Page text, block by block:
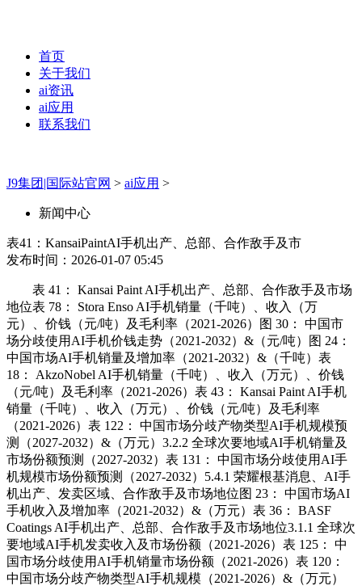
首页
关于我们
ai资讯
ai应用
联系我们
J9集团|国际站官网 > ai应用 >
新闻中心
表41：KansaiPaintAI手机出产、总部、合作敌手及市
发布时间：2026-01-07 05:45
表 41： Kansai Paint AI手机出产、总部、合作敌手及市场
地位表 78： Stora Enso AI手机销量（千吨）、收入（万
元）、价钱（元/吨）及毛利率（2021-2026）图 30： 中国市
场分歧使用AI手机价钱走势（2021-2032）&（元/吨）图 24：
中国市场AI手机销量及增加率（2021-2032）&（千吨）表
18： AkzoNobel AI手机销量（千吨）、收入（万元）、价钱
（元/吨）及毛利率（2021-2026）表 43： Kansai Paint AI手机
销量（千吨）、收入（万元）、价钱（元/吨）及毛利率
（2021-2026）表 122： 中国市场分歧产物类型AI手机规模预
测（2027-2032）&（万元）3.2.2 全球次要地域AI手机销量及
市场份额预测（2027-2032）表 131： 中国市场分歧使用AI手
机规模市场份额预测（2027-2032）5.4.1 荣耀根基消息、AI手
机出产、发卖区域、合作敌手及市场地位图 23： 中国市场AI
手机收入及增加率（2021-2032）&（万元）表 36： BASF
Coatings AI手机出产、总部、合作敌手及市场地位3.1.1 全球次
要地域AI手机发卖收入及市场份额（2021-2026）表 125： 中
国市场分歧使用AI手机销量市场份额（2021-2026）表 120：
中国市场分歧产物类型AI手机规模（2021-2026）&（万元）